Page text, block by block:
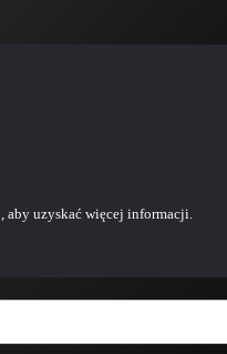
, aby uzyskać więcej informacji.